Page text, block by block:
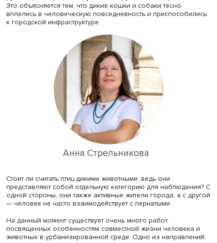
Интересно, что первое дикое животное, которое
голову горожанину, — белка, хотя их гораздо меньше,
же бездомных собак и кошек, которые также
диким, отмечает доценткафедры методов сбора и
социологической информации
факультета социальных
руководитель рабочей проектной группы
Это объясняется тем, что дикие кошки и собаки тесно
вплелись в человеческую повседневность и
к городской инфраструктуре.